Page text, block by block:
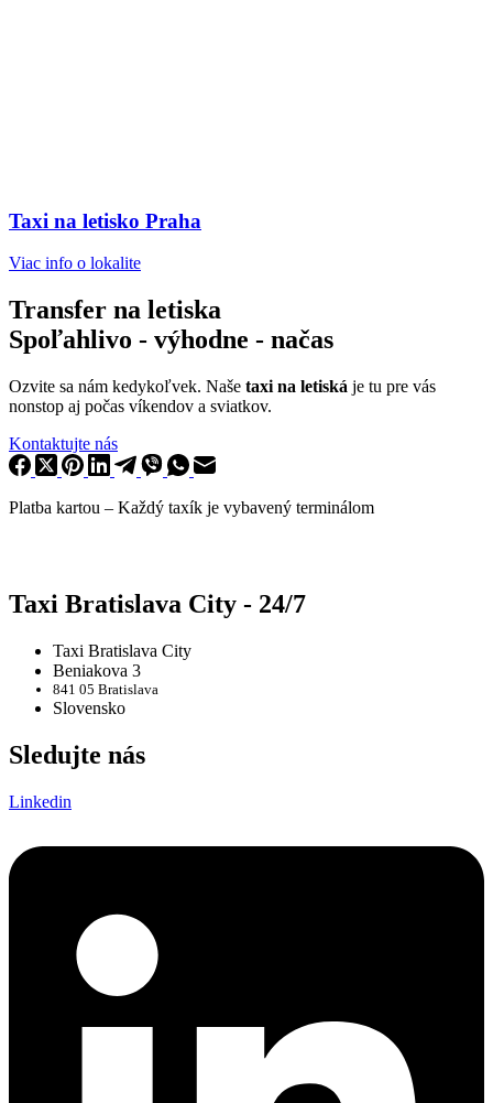
Taxi na letisko Praha
Viac info o lokalite
Transfer na letiska
Spoľahlivo - výhodne - načas
Ozvite sa nám kedykoľvek. Naše taxi na letiská je tu pre vás
nonstop aj počas víkendov a sviatkov.
Kontaktujte nás
Platba kartou – Každý taxík je vybavený terminálom
Taxi Bratislava City - 24/7
Taxi Bratislava City
Beniakova 3
841 05 Bratislava
Slovensko
Sledujte nás
Linkedin